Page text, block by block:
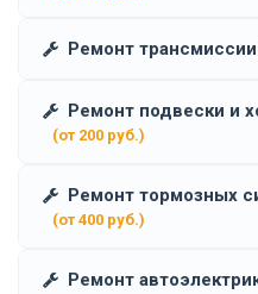
Ремонт
Ремонт подвески и
(от 200 руб.)
Ремонт тормозных
(от 400 руб.)
Ремонт